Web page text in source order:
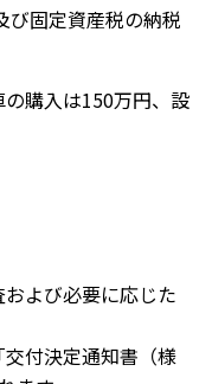
び固定資産税の納税
購入は150万円、設
よび必要に応じた
付決定通知書（様